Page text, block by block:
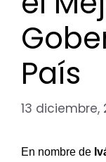
País
13 diciembre,
En nombre de